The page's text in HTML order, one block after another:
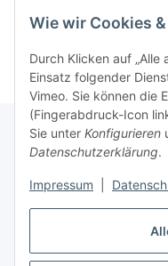
Wie wir Cookies
Durch Klicken auf „Alle
Einsatz folgender
Vimeo. Sie können die
(Fingerabdruck-Icon
Sie unter Konfigurieren
Datenschutzerklärung.
Impressum